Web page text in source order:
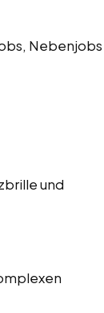
Nebenjobs
und